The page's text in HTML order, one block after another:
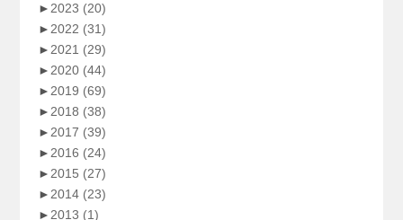
►2023 (20)
►2022 (31)
►2021 (29)
►2020 (44)
►2019 (69)
►2018 (38)
►2017 (39)
►2016 (24)
►2015 (27)
►2014 (23)
►2013 (1)